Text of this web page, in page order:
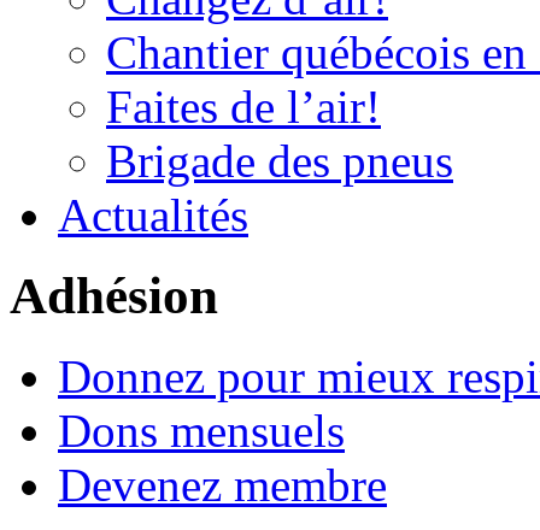
Chantier québécois
Faites de l’air!
Brigade des pneus
Actualités
Adhésion
Donnez pour mieux
Dons mensuels
Devenez membre